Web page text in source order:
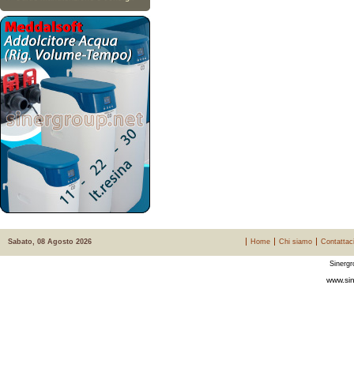
Sabato, 08 Agosto 2026 Home Chi siamo Contattaci